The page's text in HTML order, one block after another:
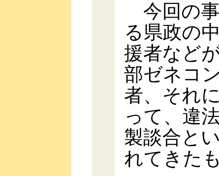
今回の
る県政の
援者など
部ゼネコ
者、それ
って、違
製談合と
れてきた